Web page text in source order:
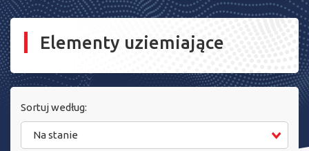
Elementy uziemiające
Sortuj według:
Na stanie